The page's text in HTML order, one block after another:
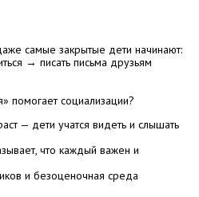
самые закрытые дети начинают:
→ писать письма друзьям
помогает социализации?
— дети учатся видеть и слышать
что каждый важен и
и безоценочная среда